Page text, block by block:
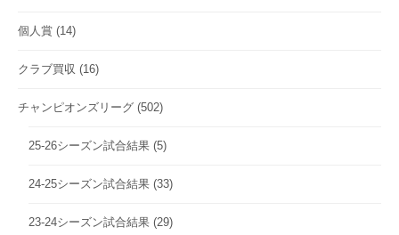
個人賞 (14)
クラブ買収 (16)
チャンピオンズリーグ (502)
25-26シーズン試合結果 (5)
24-25シーズン試合結果 (33)
23-24シーズン試合結果 (29)